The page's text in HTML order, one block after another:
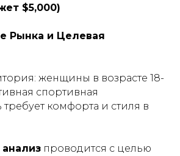
$5,000)
Рынка и Целевая
женщины в возрасте 18-
спортивная
требует комфорта и стиля в
проводится с целью